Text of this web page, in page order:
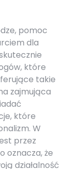
pomoc
dla
które
takie
zajmująca
które
W
przez
oznacza, że
działalność